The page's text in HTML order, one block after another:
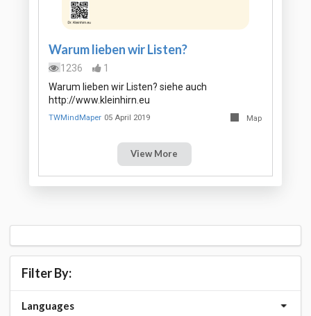
Warum lieben wir Listen?
1236
1
Warum lieben wir Listen? siehe auch
http://www.kleinhirn.eu
TWMindMaper 05 April 2019 Map
View More
Filter By:
Languages